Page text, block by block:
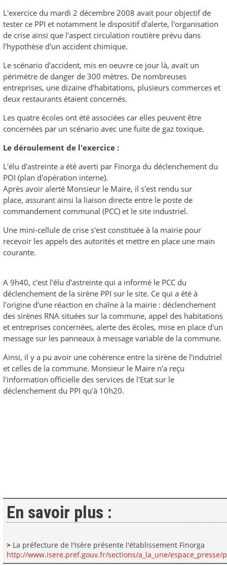
L'exercice du mardi 2 décembre 2008 avait pour objectif de
tester ce PPI et notamment le dispositif d'alerte, l'organisation
de crise ainsi que l'aspect circulation routière prévu dans
l'hypothèse d'un accident chimique.
Le scénario d'accident, mis en oeuvre ce jour là, avait un
périmètre de danger de 300 mètres. De nombreuses
entreprises, une dizaine d'habitations, plusieurs commerces et
deux restaurants étaient concernés.
Les quatre écoles ont été associées car elles peuvent être
concernées par un scénario avec une fuite de gaz toxique.
Le déroulement de l'exercice :
L'élu d'astreinte a été averti par Finorga du déclenchement du
POI (plan d'opération interne).
Après avoir alerté Monsieur le Maire, il s'est rendu sur
place, assurant ainsi la liaison directe entre le poste de
commandement communal (PCC) et le site industriel.
Une mini-cellule de crise s'est constituée à la mairie pour
recevoir les appels des autorités et mettre en place une main
courante.
A 9h40, c'est l'élu d'astreinte qui a informé le PCC du
déclenchement de la sirène PPI sur le site. Ce qui a été à
l'origine d'une réaction en chaîne à la mairie : déclenchement
des sirènes RNA situées sur la commune, appel des habitations
et entreprises concernées, alerte des écoles, mise en place d'un
message sur les panneaux à message variable de la commune.
Ainsi, il y a pu avoir une cohérence entre la sirène de l'indutriel
et celles de la commune. Monsieur le Maire n'a reçu
l'information officielle des services de l'Etat sur le
déclenchement du PPI qu'à 10h20.
En savoir plus :
>La préfecture de l'Isère présente l'établissement Finorga
http://www.isere.pref.gouv.fr/sections/a_la_une/